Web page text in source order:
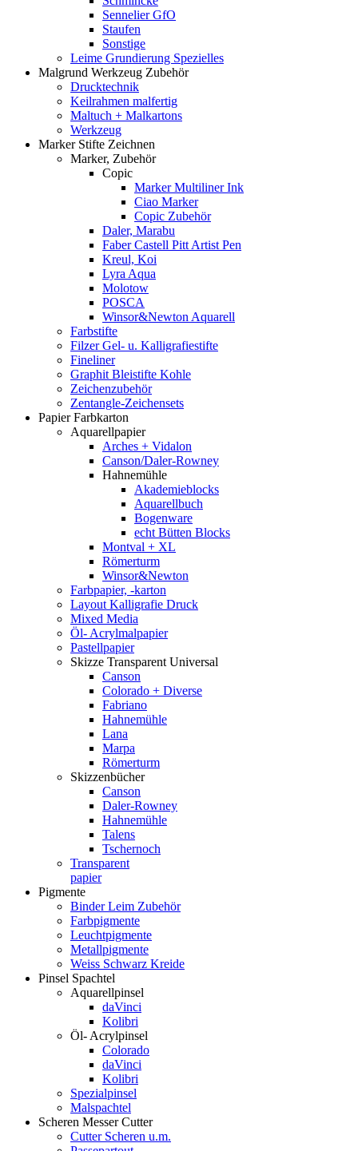
Sennelier GfO
Staufen
Sonstige
Leime Grundierung Spezielles
Malgrund Werkzeug Zubehör
Drucktechnik
Keilrahmen malfertig
Maltuch + Malkartons
Werkzeug
Marker Stifte Zeichnen
Marker, Zubehör
Copic
Marker Multiliner Ink
Ciao Marker
Copic Zubehör
Daler, Marabu
Faber Castell Pitt Artist Pen
Kreul, Koi
Lyra Aqua
Molotow
POSCA
Winsor&Newton Aquarell
Farbstifte
Filzer Gel- u. Kalligrafiestifte
Fineliner
Graphit Bleistifte Kohle
Zeichenzubehör
Zentangle-Zeichensets
Papier Farbkarton
Aquarellpapier
Arches + Vidalon
Canson/Daler-Rowney
Hahnemühle
Akademieblocks
Aquarellbuch
Bogenware
echt Bütten Blocks
Montval + XL
Römerturm
Winsor&Newton
Farbpapier, -karton
Layout Kalligrafie Druck
Mixed Media
Öl- Acrylmalpapier
Pastellpapier
Skizze Transparent Universal
Canson
Colorado + Diverse
Fabriano
Hahnemühle
Lana
Marpa
Römerturm
Skizzenbücher
Canson
Daler-Rowney
Hahnemühle
Talens
Tschernoch
Transparent
papier
Pigmente
Binder Leim Zubehör
Farbpigmente
Leuchtpigmente
Metallpigmente
Weiss Schwarz Kreide
Pinsel Spachtel
Aquarellpinsel
daVinci
Kolibri
Öl- Acrylpinsel
Colorado
daVinci
Kolibri
Spezialpinsel
Malspachtel
Scheren Messer Cutter
Cutter Scheren u.m.